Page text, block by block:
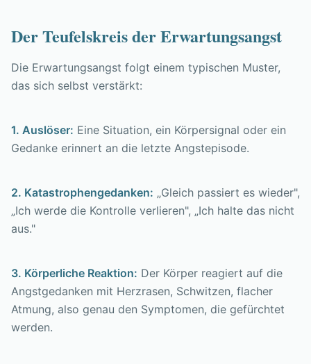
Der Teufelskreis der Erwartungsangst
Die Erwartungsangst folgt einem typischen Muster,
das sich selbst verstärkt:
1. Auslöser: Eine Situation, ein Körpersignal oder ein
Gedanke erinnert an die letzte Angstepisode.
2. Katastrophengedanken: „Gleich passiert es wieder",
„Ich werde die Kontrolle verlieren", „Ich halte das nicht
aus."
3. Körperliche Reaktion: Der Körper reagiert auf die
Angstgedanken mit Herzrasen, Schwitzen, flacher
Atmung, also genau den Symptomen, die gefürchtet
werden.